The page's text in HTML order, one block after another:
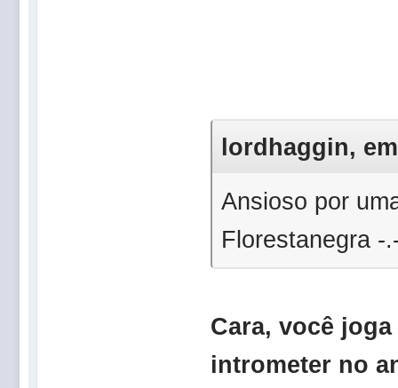
lordhaggin,
Ansioso por
Florestanegra -
Cara, você
intrometer no